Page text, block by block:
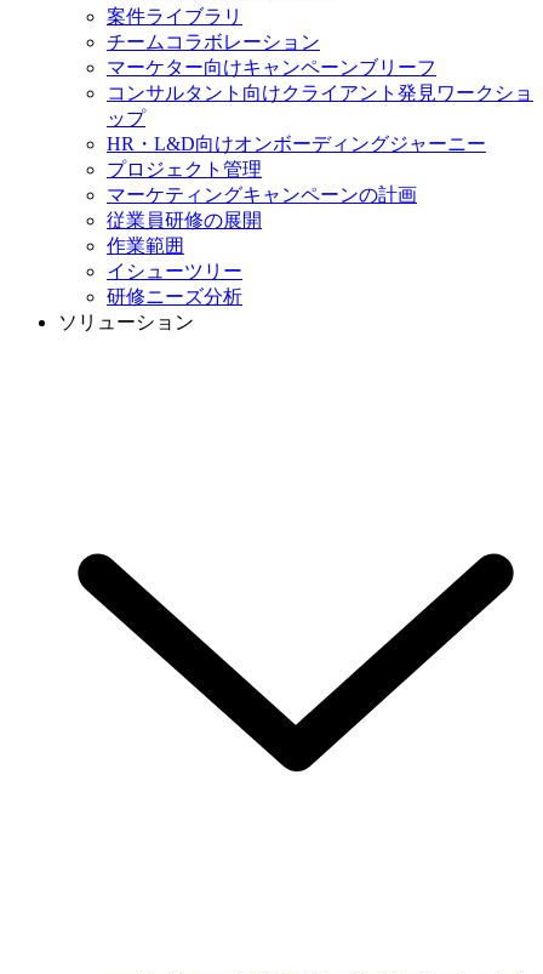
案件ライブラリ
チームコラボレーション
マーケター向けキャンペーンブリーフ
コンサルタント向けクライアント発見ワークショ
ップ
HR・L&D向けオンボーディングジャーニー
プロジェクト管理
マーケティングキャンペーンの計画
従業員研修の展開
作業範囲
イシューツリー
研修ニーズ分析
ソリューション